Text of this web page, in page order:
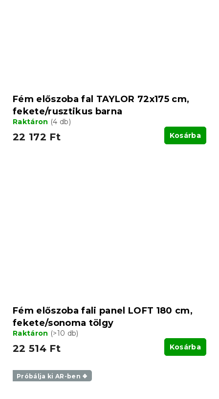
Fém előszoba fal TAYLOR 72x175 cm,
fekete/rusztikus barna
Raktáron (4 db)
22 172 Ft Kosárba
Fém előszoba fali panel LOFT 180 cm,
fekete/sonoma tölgy
Raktáron (>10 db)
22 514 Ft Kosárba
Próbálja ki AR-ben ❖